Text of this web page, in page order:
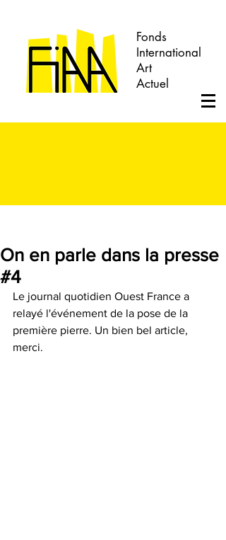
Fonds
International
Art
Actuel
On en parle dans la presse
#4
Le journal quotidien Ouest France a
relayé l'événement de la pose de la
première pierre. Un bien bel article,
merci.